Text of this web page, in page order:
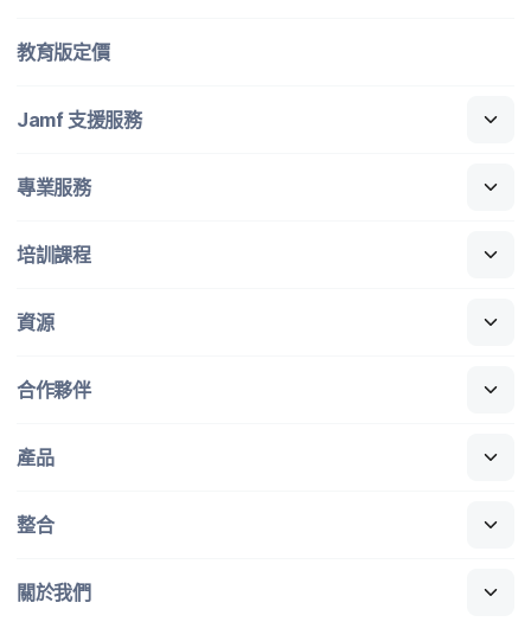
教育版定​價
Jamf 支援​服務
專業​服務
培訓​課程
資源
合作​夥伴
產品
整合
關於​我們